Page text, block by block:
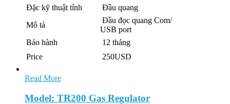
Đặc kỹ thuật tính
Đầu quang
Mô tả
Đầu đọc quang Com/
USB port
Bảo hành
12 tháng
Price
250USD
Read More
Model: TR200 Gas Regulator